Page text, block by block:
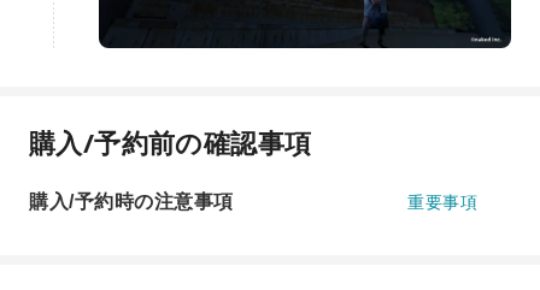
購入/予約前の確認事項
購入/予約時の注意事項 重要事項